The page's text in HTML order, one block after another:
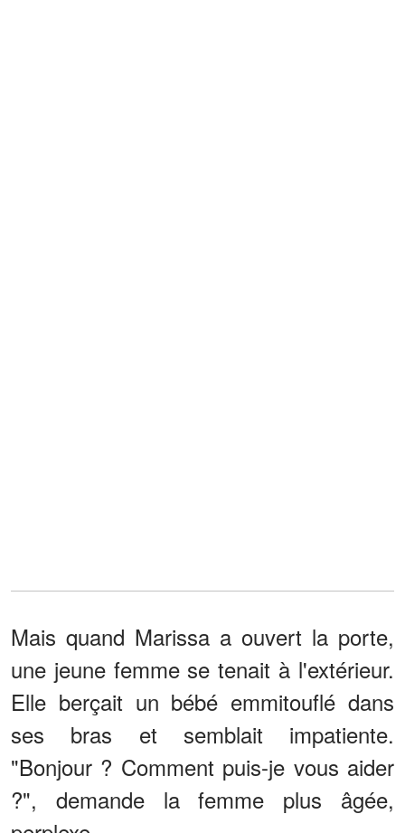
Mais quand Marissa a ouvert la porte,
une jeune femme se tenait à l'extérieur.
Elle berçait un bébé emmitouflé dans
ses bras et semblait impatiente.
"Bonjour ? Comment puis-je vous aider
?", demande la femme plus âgée,